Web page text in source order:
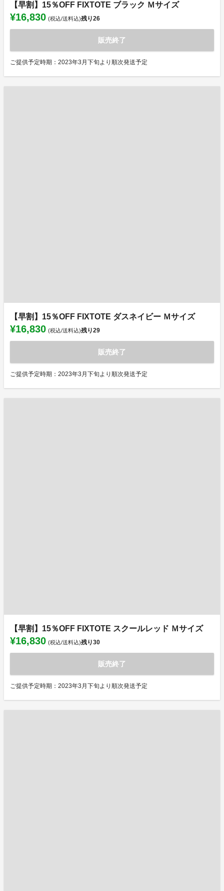
【早割】15％OFF FIXTOTE ブラック Ｍサイズ
¥16,830 (税込/送料込)残り26
販売終了
ご提供予定時期：2023年3月下旬より順次発送予定
【早割】15％OFF FIXTOTE ダスネイビー Ｍサイズ
¥16,830 (税込/送料込)残り29
販売終了
ご提供予定時期：2023年3月下旬より順次発送予定
【早割】15％OFF FIXTOTE スクールレッド Ｍサイズ
¥16,830 (税込/送料込)残り30
販売終了
ご提供予定時期：2023年3月下旬より順次発送予定